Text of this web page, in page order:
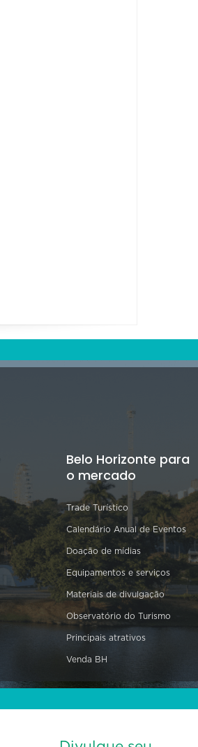
Belo Horizonte para
o mercado
Trade Turístico
Calendário Anual de Eventos
Doação de mídias
Equipamentos e serviços
Materiais de divulgação
Observatório do Turismo
Principais atrativos
Venda BH